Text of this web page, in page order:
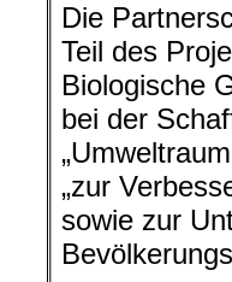
Die
Teil des
Biologische
bei der
„zur
sowie zur